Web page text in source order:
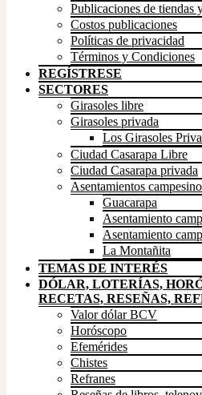
Publicaciones de tiendas
Costos publicaciones
Políticas de privacidad
Términos y Condiciones
REGÍSTRESE
SECTORES
Girasoles libre
Girasoles privada
Los Girasoles
Ciudad Casarapa Libre
Ciudad Casarapa privada
Asentamientos
Guacarapa
Asentamiento
Asentamiento
La Montañita
TEMAS DE INTERÉS
DÓLAR, LOTERÍAS,
RECETAS, RESEÑAS,
Valor dólar BCV
Horóscopo
Efemérides
Chistes
Refranes